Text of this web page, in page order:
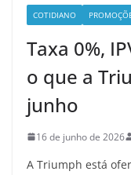
COTIDIANO
Taxa 0%,
o que a
junho
16 de junho de 2026
A Triumph está